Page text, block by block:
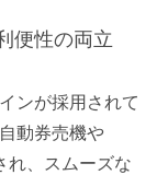
便性の両立
ンが採用されて
動券売機や
れ、スムーズな